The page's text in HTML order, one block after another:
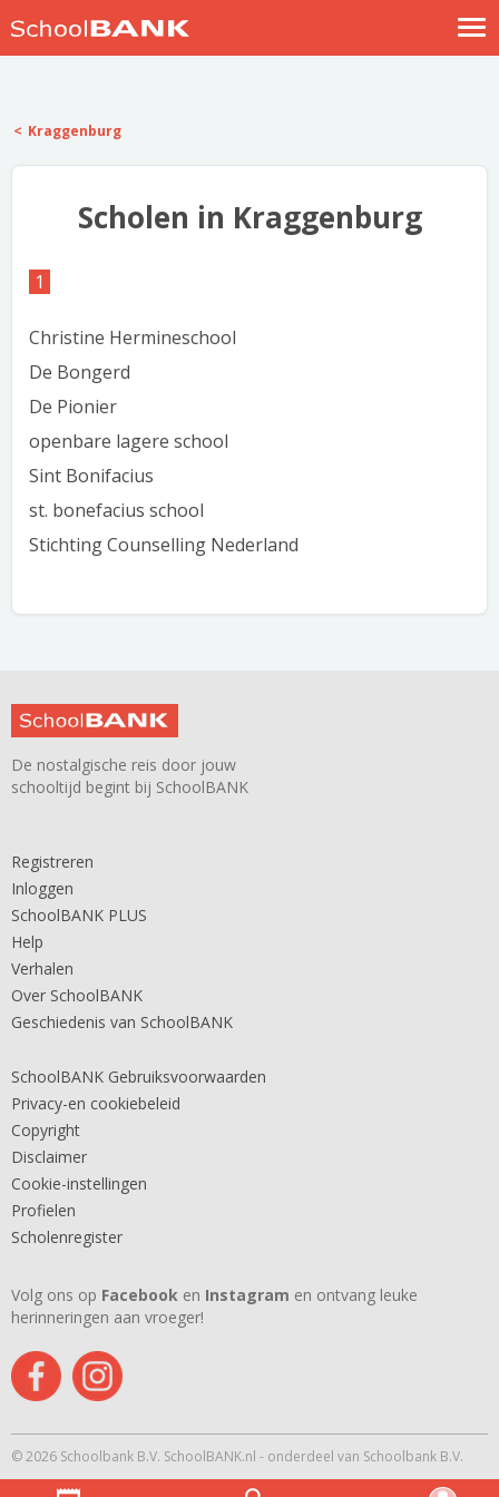
Help
Kraggenburg
Scholen in Kraggenburg
1
Christine Hermineschool
De Bongerd
De Pionier
openbare lagere school
Sint Bonifacius
st. bonefacius school
Stichting Counselling Nederland
De nostalgische reis door jouw
schooltijd begint bij SchoolBANK
Registreren
Inloggen
SchoolBANK PLUS
Help
Verhalen
Over SchoolBANK
Geschiedenis van SchoolBANK
SchoolBANK Gebruiksvoorwaarden
Privacy-en cookiebeleid
Copyright
Disclaimer
Cookie-instellingen
Profielen
Scholenregister
Volg ons op Facebook en Instagram en ontvang leuke
herinneringen aan vroeger!
© 2026 Schoolbank B.V. SchoolBANK.nl - onderdeel van Schoolbank B.V.